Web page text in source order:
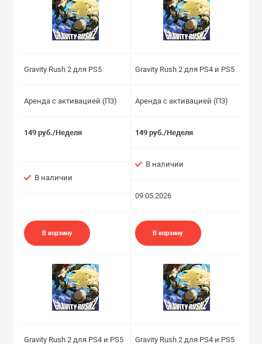
Gravity Rush 2 для PS5
Аренда с активацией (П3)
149 руб./Неделя
В наличии
В корзину
Gravity Rush 2 для PS4 и PS5
Аренда с активацией (П3)
149 руб./Неделя
В наличии
09.05.2026
В корзину
Gravity Rush 2 для PS4 и PS5 Gravity Rush 2 для PS4 и PS5